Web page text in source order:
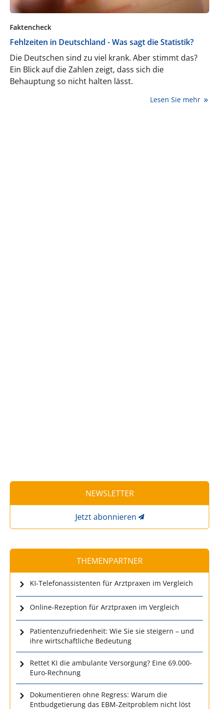
Faktencheck
Fehlzeiten in Deutschland - Was sagt die Statistik?
Die Deutschen sind zu viel krank. Aber stimmt das?
Ein Blick auf die Zahlen zeigt, dass sich die
Behauptung so nicht halten lässt.
Lesen Sie mehr
NEWSLETTER
Jetzt abonnieren
THEMENPARTNER
KI-Telefonassistenten für Arztpraxen im Vergleich
Online-Rezeption für Arztpraxen im Vergleich
Patientenzufriedenheit: Wie Sie sie steigern – und
ihre wirtschaftliche Bedeutung
Rettet KI die ambulante Versorgung? Eine 69.000-
Euro-Rechnung
Dokumentieren ohne Regress: Warum die
Entbudgetierung das EBM-Zeitproblem nicht löst